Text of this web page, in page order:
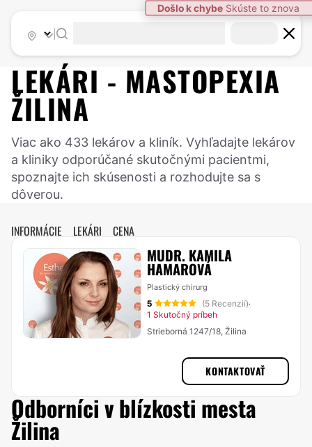
LEKÁRI - MASTOPEXIA
ŽILINA
Viac ako 433 lekárov a kliník. Vyhľadajte lekárov
a kliniky odporúčané skutočnými pacientmi,
spoznajte ich skúsenosti a rozhodujte sa s
dôverou.
INFORMÁCIE LEKÁRI CENA
MUDR. KAMILA
HAMAROVÁ
Plastický chirurg
5 (5 Recenzií)·
1 Skutočný príbeh
Strieborná 1247/18, Žilina
KONTAKTOVAŤ
Odborníci v blízkosti mesta
Žilina